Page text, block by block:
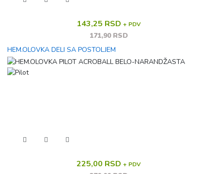
143,25 RSD + PDV
171,90 RSD
HEM.OLOVKA DELI SA POSTOLJEM
225,00 RSD + PDV